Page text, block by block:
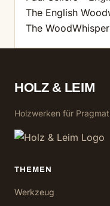
The English
The
HOLZ & LEIM
Holzwerken für
THEMEN
Werkzeug